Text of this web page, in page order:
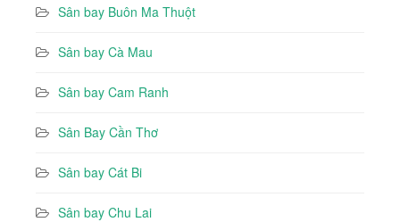
Sân bay Buôn Ma Thuột
Sân bay Cà Mau
Sân bay Cam Ranh
Sân Bay Cần Thơ
Sân bay Cát Bi
Sân bay Chu Lai